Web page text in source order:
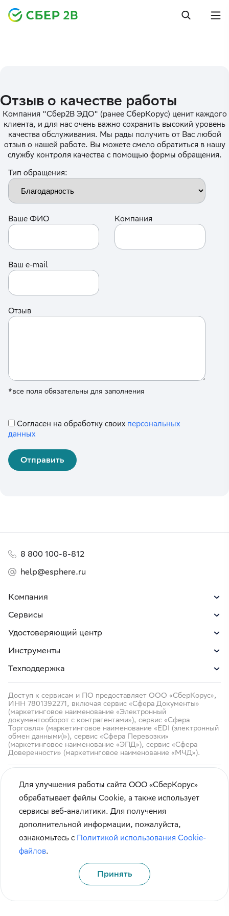
Отзыв о качестве работы
Компания "Сбер2B ЭДО" (ранее СберКорус) ценит каждого
клиента, и для нас очень важно сохранить высокий уровень
качества обслуживания. Мы рады получить от Вас любой
отзыв о нашей работе. Вы можете смело обратиться в нашу
службу контроля качества с помощью формы обращения.
Тип обращения:
Ваше ФИО Компания
Ваш e-mail
Отзыв
*все поля обязательны для заполнения
Согласен на обработку своих персональных
данных
Компания
Сервисы
Удостоверяющий центр
Инструменты
Техподдержка
8 800 100-8-812
help@esphere.ru
Доступ к сервисам и ПО предоставляет ООО «СберКорус»,
ИНН 7801392271, включая сервис «Сфера Документы»
(маркетинговое наименование «Электронный
документооборот с контрагентами»), сервис «Сфера
Торговля» (маркетинговое наименование «EDI (электронный
обмен данными)»), сервис «Сфера Перевозки»
(маркетинговое наименование «ЭПД»), сервис «Сфера
Доверенности» (маркетинговое наименование «МЧД»).
© СберКорус 2004-2026
Санкт-Петербург, наб. Обводного канала, 60А
Правила использования сайта
Карта сайта
Для улучшения работы сайта ООО «СберКорус»
обрабатывает файлы Cookie, а также использует
сервисы веб-аналитики. Для получения
дополнительной информации, пожалуйста,
ознакомьтесь с Политикой использования Cookie-
файлов.
Принять